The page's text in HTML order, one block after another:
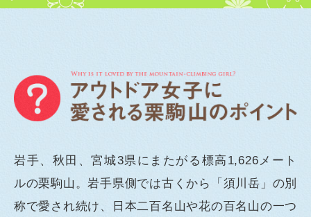
岩手、秋田、宮城3県にまたがる標高1,626メート
ルの栗駒山。岩手県側では古くから「須川岳」の別
称で愛され続け、日本二百名山や花の百名山の一つ